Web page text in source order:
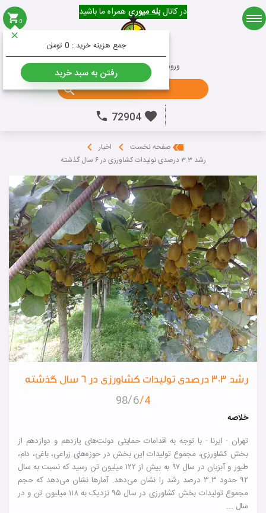
میوه
در کانالبله میوریهمراه ما باشید
ورود به حساب کاربری ثبت نام
0
جمع هزینه خرید :
رفتن به سبد خرید
72904
صفحه نخست
اخبار
رشد ۳.۳ درصدی تولیدات کشاورزی در ۶ سال گذشته
رشد ۳.۳ درصدی تولیدات کشاورزی در ۶ سال گذشته
4
6
98
خلاصه
تهران - ایرنا - با توجه به اقدامات حمایتی دولت‌های یازدهم و دوازدهم از
بخش کشاورزی، مجموع تولیدات این بخش در حوزه‌های زراعی، باغی، دام،
طیور و آبزیان در سال ۹۷ به بیش از ۱۲۲ میلیون تن رسید که نسبت به سال
۹۲ حدود ۳.۳ درصد رشد را نشان می‌دهد. آمارها نشان می‌دهد که حجم
مجموع تولیدات بخش کشاورزی در سال ۹۵ نزدیک به ۱۱۸ میلیون تن و در
سال ...